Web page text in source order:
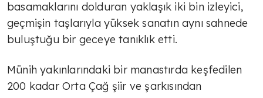
basamaklarını dolduran yaklaşık iki bin izleyici,
geçmişin taşlarıyla yüksek sanatın aynı sahnede
buluştuğu bir geceye tanıklık etti.
Münih yakınlarındaki bir manastırda keşfedilen
200 kadar Orta Çağ şiir ve şarkısından